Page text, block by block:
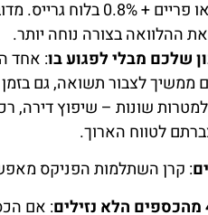
שפיצר או פריים +
ההלוואה בצורה נוחה יותר.
שלכם מבלי לפגוע בו: אחד
לצבור תשואה, גם
שונות – שיפוץ דירה,
לטווח הארוך.
: קרן השתלמות הפניקס
: אם